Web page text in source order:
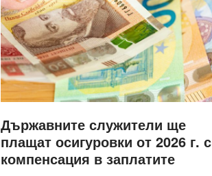
Държавните служители ще
плащат осигуровки от 2026 г. с
компенсация в заплатите